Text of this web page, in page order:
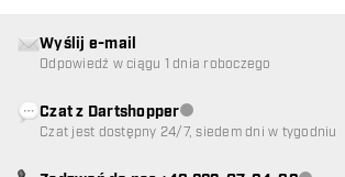
Wyślij e-mail
Odpowiedź w ciągu 1 dnia roboczego
Czat z DartshopperObsługa klienta
Czat jest dostępny 24/7, siedem dni w tygodniu